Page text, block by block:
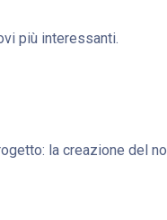
più interessanti.
la creazione del